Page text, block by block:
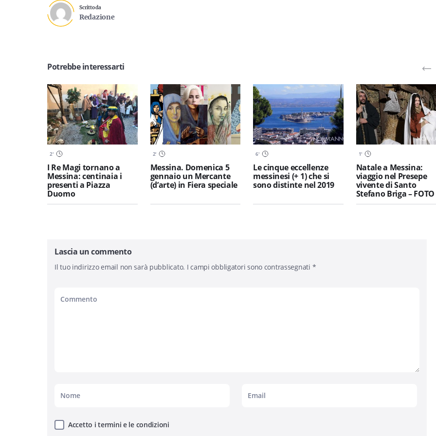
Scritto da
Redazione
Potrebbe interessarti
2'
I Re Magi tornano a
Messina: centinaia i
presenti a Piazza
Duomo
2'
Messina. Domenica 5
gennaio un Mercante
(d’arte) in Fiera speciale
6'
Le cinque eccellenze
messinesi (+ 1) che si
sono distinte nel 2019
1'
Natale a Messina:
viaggio nel Presepe
vivente di Santo
Stefano Briga – FOTO
Lascia un commento
Il tuo indirizzo email non sarà pubblicato. I campi obbligatori sono contrassegnati *
Accetto i termini e le condizioni